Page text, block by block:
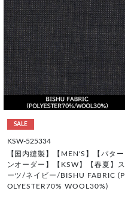
SALE
KSW-525334
【国内縫製】【MEN'S】【パター
ンオーダー】【KSW】【春夏】ス
ーツ/ネイビー/BISHU FABRIC (P
OLYESTER70% WOOL30%)